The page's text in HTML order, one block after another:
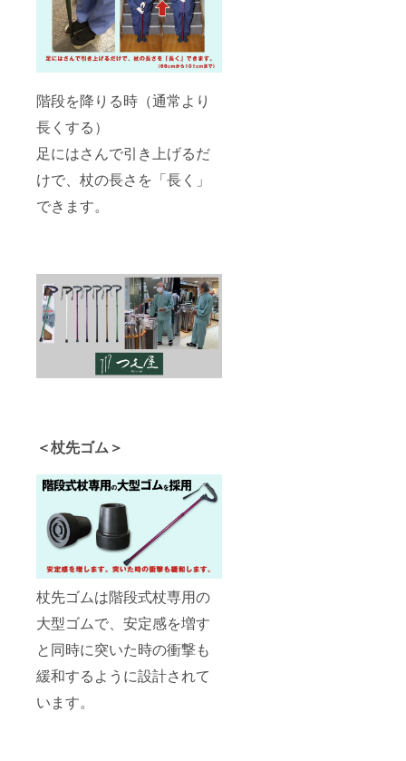
階段を降りる時（通常より
長くする）
足にはさんで引き上げるだ
けで、杖の長さを「長く」
できます。
＜杖先ゴム＞
杖先ゴムは階段式杖専用の
大型ゴムで、安定感を増す
と同時に突いた時の衝撃も
緩和するように設計されて
います。